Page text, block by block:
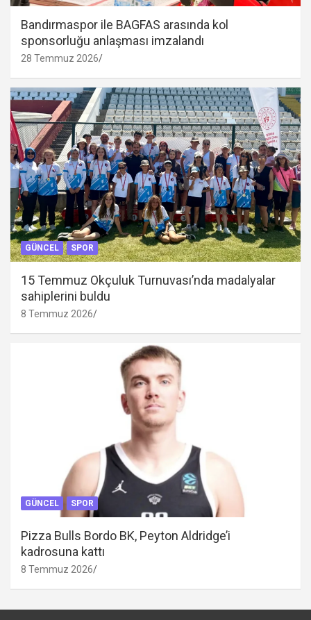
Bandırmaspor ile BAGFAS arasında kol
sponsorluğu anlaşması imzalandı
28 Temmuz 2026
GÜNCEL SPOR
15 Temmuz Okçuluk Turnuvası’nda madalyalar
sahiplerini buldu
8 Temmuz 2026
GÜNCEL SPOR
Pizza Bulls Bordo BK, Peyton Aldridge’i
kadrosuna kattı
8 Temmuz 2026